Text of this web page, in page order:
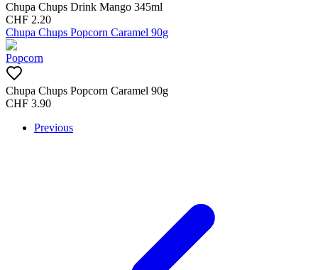
Chupa Chups Drink Mango 345ml
CHF 2.20
Chupa Chups Popcorn Caramel 90g
Popcorn
Chupa Chups Popcorn Caramel 90g
CHF 3.90
Previous